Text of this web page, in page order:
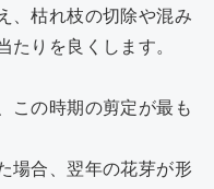
、枯れ枝の切除や混み
たりを良くします。
この時期の剪定が最も
場合、翌年の花芽が形